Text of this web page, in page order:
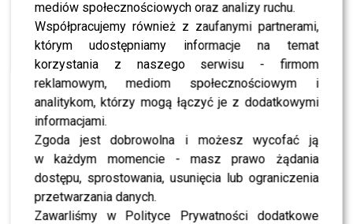
mediów społecznościowych oraz analizy ruchu.
Współpracujemy również z zaufanymi partnerami,
którym udostępniamy informacje na temat
korzystania z naszego serwisu - firmom
reklamowym, mediom społecznościowym i
analitykom, którzy mogą łączyć je z dodatkowymi
informacjami.
Zgoda jest dobrowolna i możesz wycofać ją
w każdym momencie - masz prawo żądania
dostępu, sprostowania, usunięcia lub ograniczenia
przetwarzania danych.
Zawarliśmy w Polityce Prywatności dodatkowe
jestem gwiazdką jednego
sezonu. Wolałabym też,
żeby nikt nie zarzucał mi
tego, co napisał jeden z
internautów, że jestem
typem, który “bez faceta
nie potrafi żyć”. Potrafię.
Pytanie, czy chcę